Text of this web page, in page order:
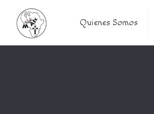
Quienes Somos